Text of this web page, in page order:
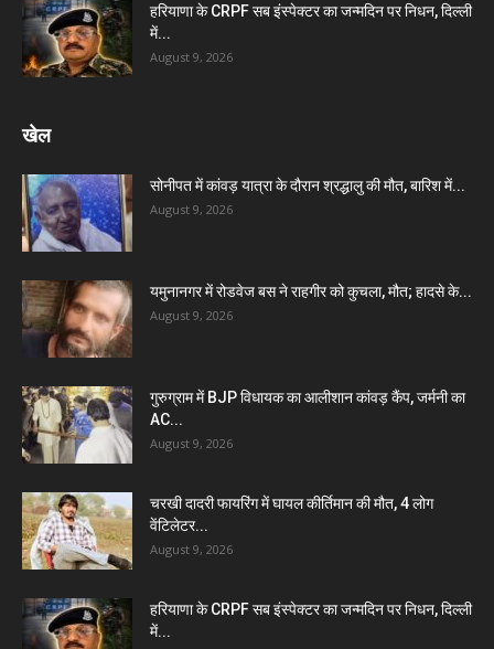
हरियाणा के CRPF सब इंस्पेक्टर का जन्मदिन पर निधन, दिल्ली
में...
August 9, 2026
खेल
सोनीपत में कांवड़ यात्रा के दौरान श्रद्धालु की मौत, बारिश में...
August 9, 2026
यमुनानगर में रोडवेज बस ने राहगीर को कुचला, मौत; हादसे के...
August 9, 2026
गुरुग्राम में BJP विधायक का आलीशान कांवड़ कैंप, जर्मनी का
AC...
August 9, 2026
चरखी दादरी फायरिंग में घायल कीर्तिमान की मौत, 4 लोग
वेंटिलेटर...
August 9, 2026
हरियाणा के CRPF सब इंस्पेक्टर का जन्मदिन पर निधन, दिल्ली
में...